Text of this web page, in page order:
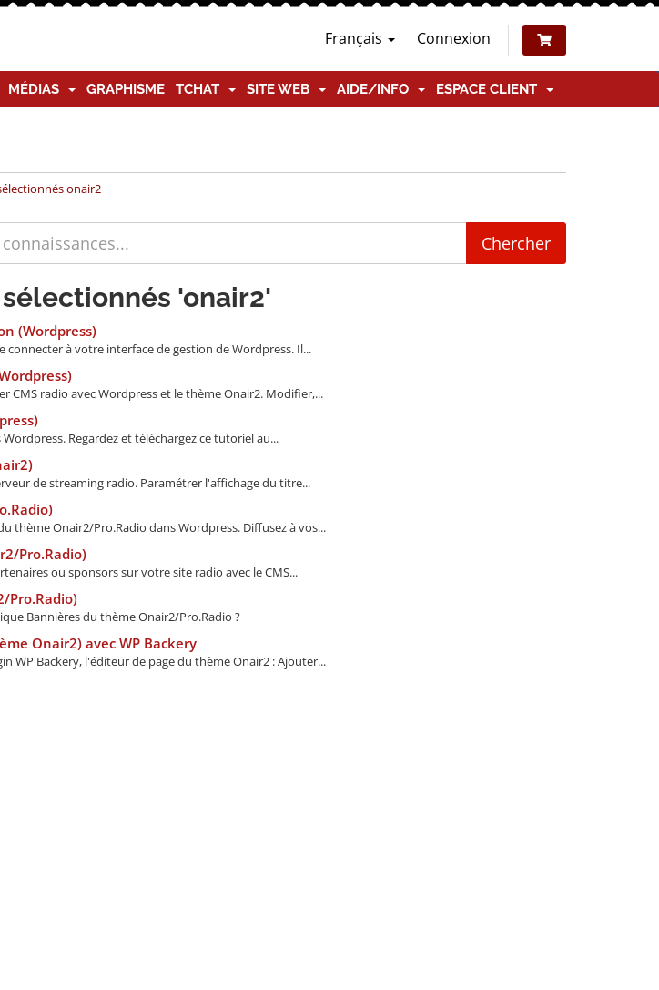
Français Connexion
MÉDIAS GRAPHISME TCHAT SITE WEB AIDE/INFO ESPACE CLIENT
onair2
'onair2'
(Wordpress)
à votre interface de gestion de Wordpress. Il...
CMS radio avec Wordpress et le thème Onair2. Modifier,...
Regardez et téléchargez ce tutoriel au...
de streaming radio. Paramétrer l'affichage du titre...
thème Onair2/Pro.Radio dans Wordpress. Diffusez à vos...
Pro.Radio)
ou sponsors sur votre site radio avec le CMS...
Pro.Radio)
Bannières du thème Onair2/Pro.Radio ?
Onair2) avec WP Backery
WP Backery, l'éditeur de page du thème Onair2 : Ajouter...